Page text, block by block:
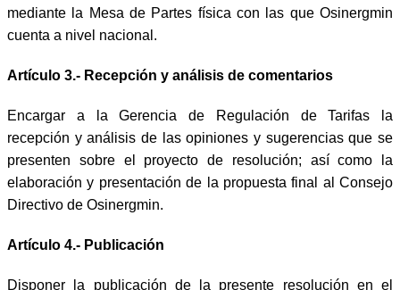
mediante la Mesa de Partes física con las que Osinergmin
cuenta a nivel nacional.
Artículo 3.- Recepción y análisis de comentarios
Encargar a la Gerencia de Regulación de Tarifas la
recepción y análisis de las opiniones y sugerencias que se
presenten sobre el proyecto de resolución; así como la
elaboración y presentación de la propuesta final al Consejo
Directivo de Osinergmin.
Artículo 4.- Publicación
Disponer la publicación de la presente resolución en el